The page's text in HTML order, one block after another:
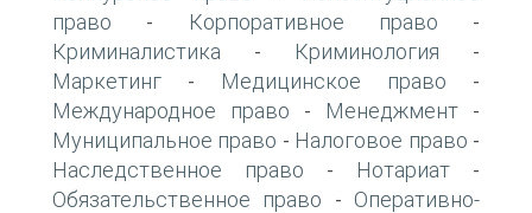
право - Корпоративное право -
Криминалистика - Криминология -
Маркетинг - Медицинское право -
Международное право - Менеджмент -
Муниципальное право - Налоговое право -
Наследственное право - Нотариат -
Обязательственное право - Оперативно-